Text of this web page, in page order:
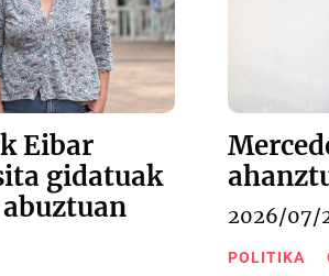
Eibar
gidatuak
2026/07/
POLITIKA